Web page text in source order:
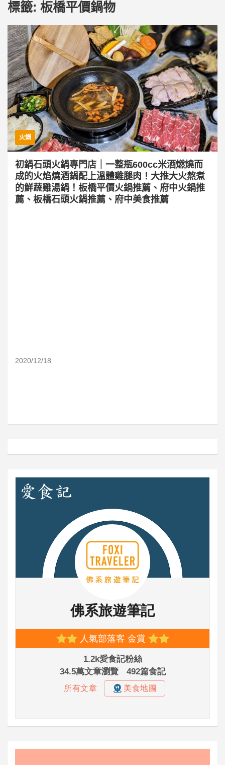
標籤: 板橋平價鍋物
火鍋
初鍋石頭火鍋專門店｜一整瓶600cc米酒燃燒而
成的火焰燒酒鍋配上溫體雞腿肉！大推大火熬煮
的鮮蔬雞湯鍋！板橋平價火鍋推薦、府中火鍋推
薦、板橋石頭火鍋推薦、府中美食推薦
2020/12/18